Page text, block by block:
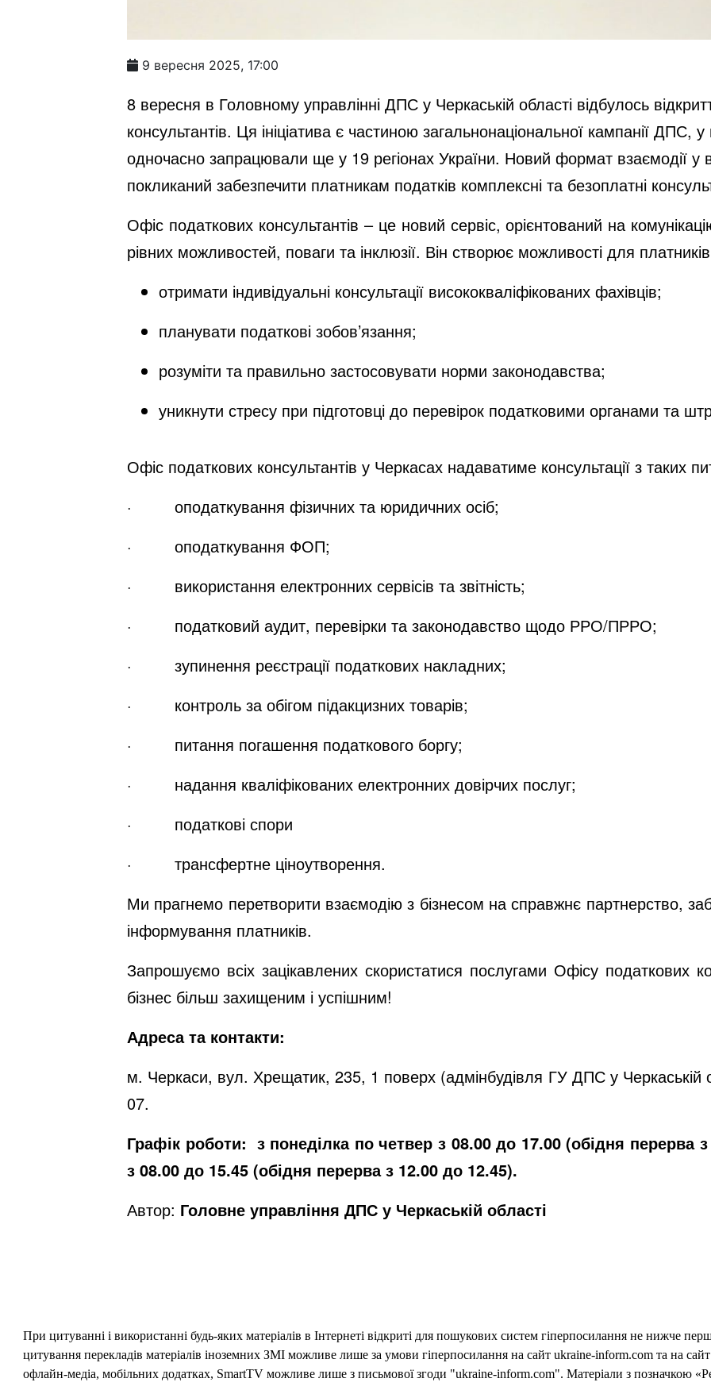
9 вересня 2025, 17:00
8 вересня в Головному управлінні ДПС у Черкаській області відбулось
консультантів. Ця ініціатива є частиною загальнонаціональної кампанії ДПС,
одночасно запрацювали ще у 19 регіонах України. Новий формат взаємодії у
покликаний забезпечити платникам податків комплексні та безоплатні
Офіс податкових консультантів – це новий сервіс, орієнтований на
рівних можливостей, поваги та інклюзії. Він створює можливості для
отримати індивідуальні консультації висококваліфікованих фахівців;
планувати податкові зобов’язання;
розуміти та правильно застосовувати норми законодавства;
уникнути стресу при підготовці до перевірок податковими органами та
Офіс податкових консультантів у Черкасах надаватиме консультації з таких
· оподаткування фізичних та юридичних осіб;
· оподаткування ФОП;
· використання електронних сервісів та звітність;
· податковий аудит, перевірки та законодавство щодо РРО/ПРРО;
· зупинення реєстрації податкових накладних;
· контроль за обігом підакцизних товарів;
· питання погашення податкового боргу;
· надання кваліфікованих електронних довірчих послуг;
· податкові спори
· трансфертне ціноутворення.
Ми прагнемо перетворити взаємодію з бізнесом на справжнє партнерство,
інформування платників.
Запрошуємо всіх зацікавлених скористатися послугами Офісу податкових
бізнес більш захищеним і успішним!
Адреса та контакти:
м. Черкаси, вул. Хрещатик, 235, 1 поверх (адмінбудівля ГУ ДПС у Черкаській
07.
Графік роботи: з понеділка по четвер з 08.00 до 17.00 (обідня перерва
з 08.00 до 15.45 (обідня перерва з 12.00 до 12.45).
Автор: Головне управління ДПС у Черкаській області
При цитуванні і використанні будь-яких матеріалів в Інтернеті відкриті для пошукових систем гіперпосилання не нижче
цитування перекладів матеріалів іноземних ЗМІ можливе лише за умови гіперпосилання на сайт ukraine-inform.com та на
офлайн-медіа, мобільних додатках, SmartTV можливе лише з письмової згоди "ukraine-inform.com". Матеріали з позначкою